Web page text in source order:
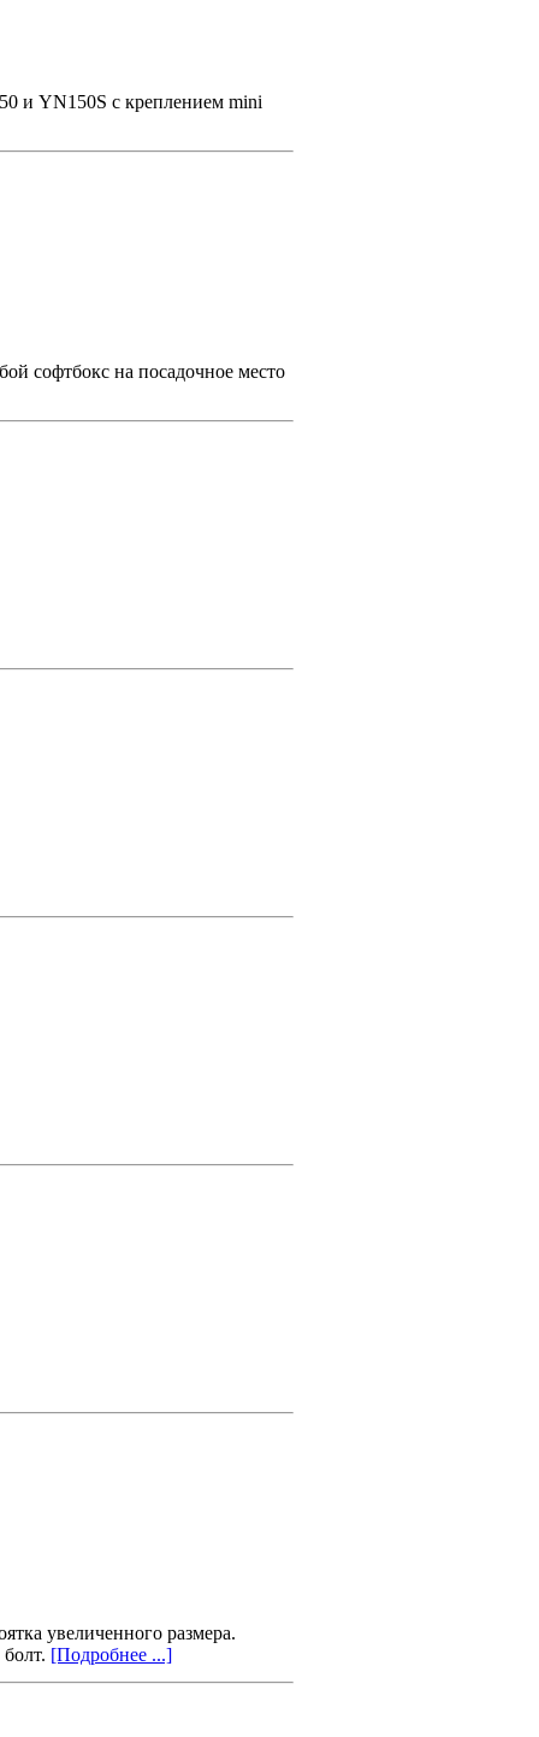
и YN150S с креплением mini
софтбокс на посадочное место
увеличенного размера.
[Подробнее ...]